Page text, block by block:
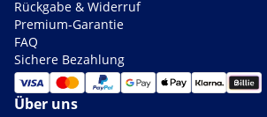
Rückgabe & Widerruf
Premium-Garantie
FAQ
Sichere Bezahlung
Über uns